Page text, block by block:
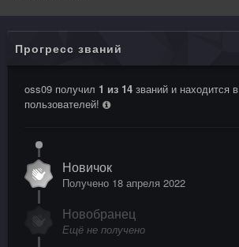
Прогресс званий
oss09 получил 1 из 14 званий и находится в
пользователей!
Новичок
Получено 18 апреля 2022
Новобранец
Ещё не получено